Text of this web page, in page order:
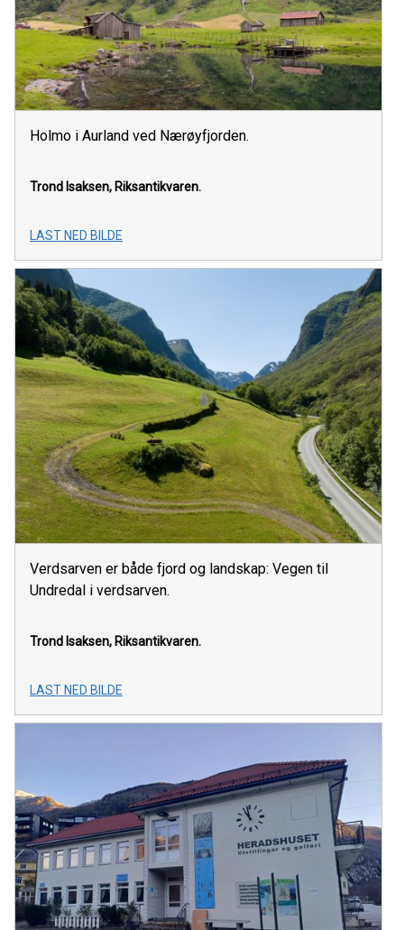
Holmo i Aurland ved Nærøyfjorden.
Trond Isaksen, Riksantikvaren.
LAST NED BILDE
Verdsarven er både fjord og landskap: Vegen til
Undredal i verdsarven.
Trond Isaksen, Riksantikvaren.
LAST NED BILDE